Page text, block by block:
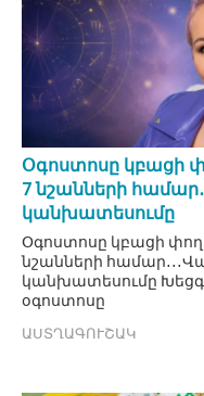
Օգոստոսը կբացի
7 նշանների
կանխատեսումը
Օգոստոսը կբացի
նշանների
կանխատեսումը
օգոստոսը
ԱՍՏՂԱԳՈՒՇԱԿ